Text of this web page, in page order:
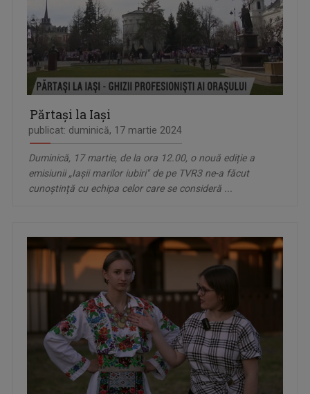
Părtași la Iași
publicat: duminică, 17 martie 2024
Duminică, 17 martie, de la ora 12.00, o nouă ediție a
emisiunii „Iașii marilor iubiri" de pe TVR3 ne-a făcut
cunoștință cu echipa celor care se consideră ...